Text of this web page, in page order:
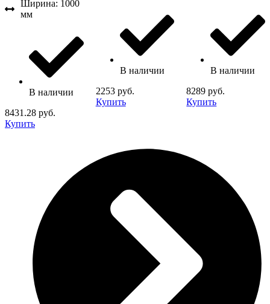
Ширина: 1000
мм
В наличии
8431.28 руб.
Купить
В наличии
2253 руб.
Купить
В наличии
8289 руб.
Купить